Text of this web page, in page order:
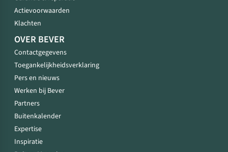
Actievoorwaarden
Klachten
OVER BEVER
Contactgegevens
Toegankelijkheidsverklaring
Pers en nieuws
Werken bij Bever
Partners
Buitenkalender
Expertise
Inspiratie